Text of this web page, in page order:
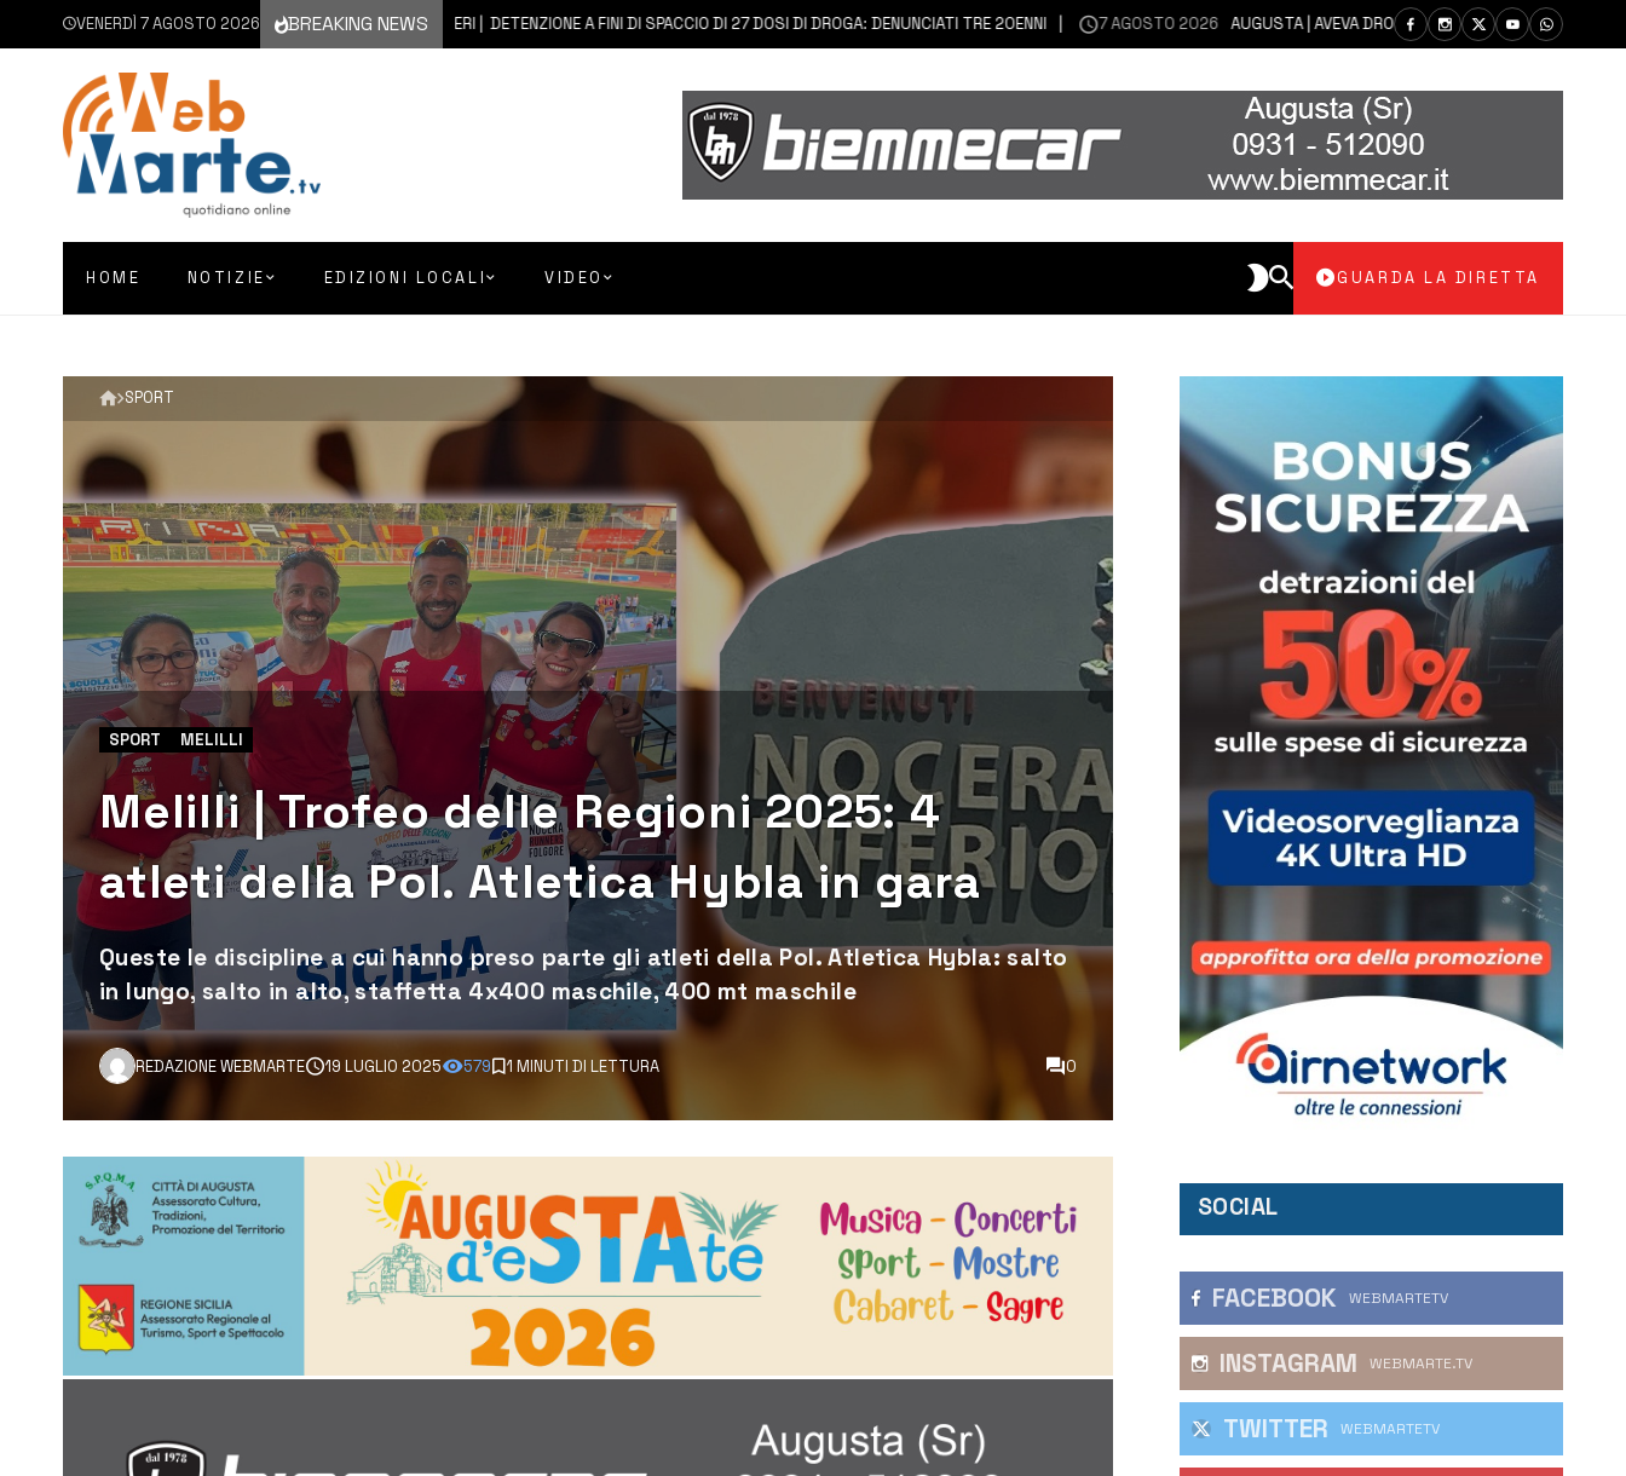
VENERDÌ 7 AGOSTO 2026 BREAKING NEWS
7 AGOSTO 2026 BUCCHERI | DETENZIONE A FINI DI SPACCIO DI 27 DOSI DI DROGA: DENUNCIATI TRE 20ENNI 7 AGOSTO 2026 AUGUSTA | AVEVA DROGA IN CASA: ARRESTATO DAI
HOME NOTIZIE EDIZIONI LOCALI VIDEO GUARDA LA DIRETTA
SPORT
SPORT MELILLI
Melilli | Trofeo delle Regioni 2025: 4
atleti della Pol. Atletica Hybla in gara
Queste le discipline a cui hanno preso parte gli atleti della Pol. Atletica Hybla: salto
in lungo, salto in alto, staffetta 4x400 maschile, 400 mt maschile
REDAZIONE WEBMARTE 19 LUGLIO 2025 579 1 MINUTI DI LETTURA 0
SOCIAL
FACEBOOK WEBMARTETV
INSTAGRAM WEBMARTE.TV
TWITTER WEBMARTETV